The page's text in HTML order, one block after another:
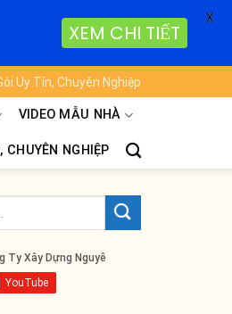
Uy Tín, Chuyên Nghiệp
VIDEO MẪU NHÀ
NGHIỆP
XEM CHI TIẾT
X